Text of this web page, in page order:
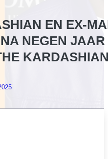
EN EX-
NEGEN JAAR